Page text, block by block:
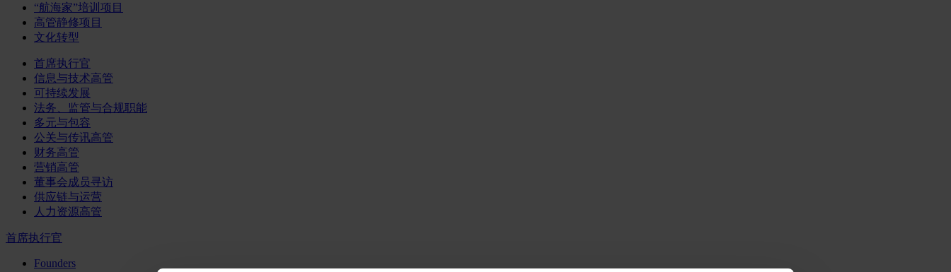
“航海家”培训项目
高管静修项目
文化转型
首席执行官
信息与技术高管
可持续发展
法务、监管与合规职能
多元与包容
公关与传讯高管
财务高管
营销高管
董事会成员寻访
供应链与运营
人力资源高管
首席执行官
Founders